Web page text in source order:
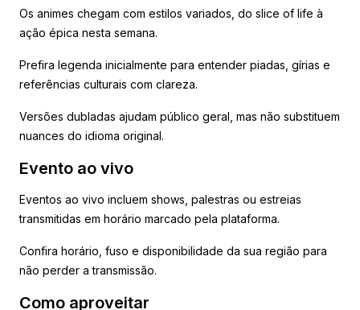
Os animes chegam com estilos variados, do slice of life à
ação épica nesta semana.
Prefira legenda inicialmente para entender piadas, gírias e
referências culturais com clareza.
Versões dubladas ajudam público geral, mas não substituem
nuances do idioma original.
Evento ao vivo
Eventos ao vivo incluem shows, palestras ou estreias
transmitidas em horário marcado pela plataforma.
Confira horário, fuso e disponibilidade da sua região para
não perder a transmissão.
Como aproveitar